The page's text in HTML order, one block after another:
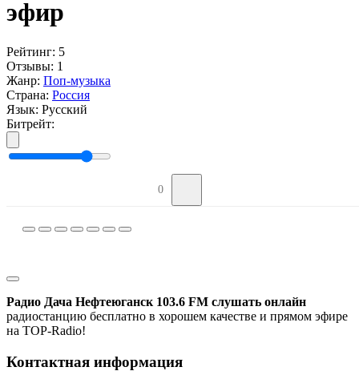
эфир
Рейтинг: 5
Отзывы: 1
Жанр: Поп-музыка
Страна: Россия
Язык: Русский
Битрейт:
0
Радио Дача Нефтеюганск 103.6 FM слушать онлайн
радиостанцию бесплатно в хорошем качестве и прямом эфире
на TOP-Radio!
Контактная информация